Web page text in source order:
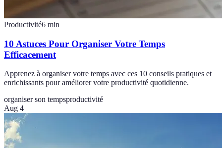
Productivité6 min
10 Astuces Pour Organiser Votre Temps
Efficacement
Apprenez à organiser votre temps avec ces 10 conseils pratiques et
enrichissants pour améliorer votre productivité quotidienne.
organiser son tempsproductivité
Aug 4